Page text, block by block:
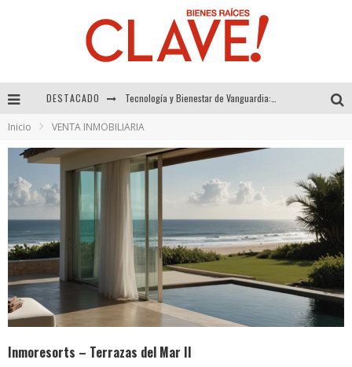
DESTACADO
Inicio VENTA INMOBILIARIA
Inmoresorts – Terrazas del Mar II